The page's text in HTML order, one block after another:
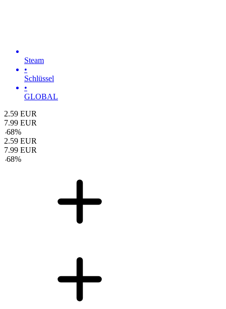
Steam
•
Schlüssel
•
GLOBAL
2.59 EUR
7.99 EUR
-68%
2.59 EUR
7.99 EUR
-68%